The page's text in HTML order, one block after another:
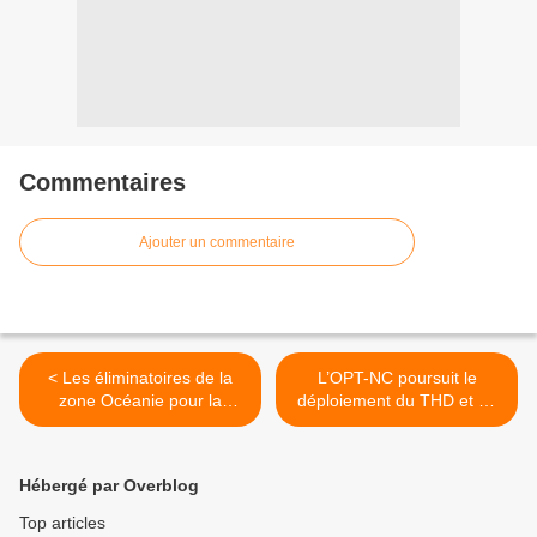
Commentaires
Ajouter un commentaire
< Les éliminatoires de la
zone Océanie pour la
Coupe du monde 2022
L’OPT-NC poursuit le
déploiement du THD et du
THD mobile sur l’ensemble
Hébergé par Overblog
Top articles